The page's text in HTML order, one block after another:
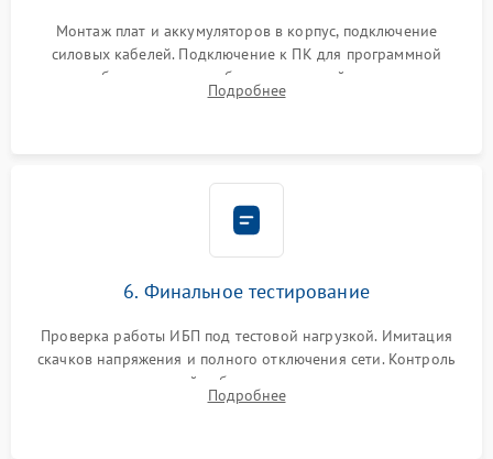
Монтаж плат и аккумуляторов в корпус, подключение
силовых кабелей. Подключение к ПК для программной
калибровки констант батареи, настройки порогов
срабатывания AVR и сброса счетчиков старения АКБ.
Подробнее
6. Финальное тестирование
Проверка работы ИБП под тестовой нагрузкой. Имитация
скачков напряжения и полного отключения сети. Контроль
времени автономной работы, температурного режима и
корректности формы выходного сигнала.
Подробнее